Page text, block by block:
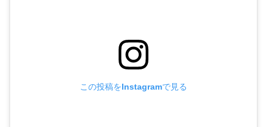
この投稿をInstagramで見る